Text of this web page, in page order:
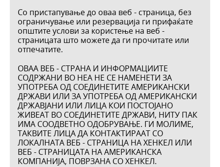
Со пристапување до оваа веб - страница, без
ограничување или резервација ги прифаќате
општите услови за користење на веб -
страницата што можете да ги прочитате или
отпечатите.
ОВАА ВЕБ - СТРАНА И ИНФОРМАЦИИТЕ
СОДPЖАНИ ВО НЕА НЕ СЕ НАМЕНЕТИ ЗА
УПОТРЕБА ОД СОЕДИНЕТИТЕ АМЕРИКАНСКИ
ДРЖАВИ ИЛИ ЗА УПОТРЕБА ОД АМЕРИКАНСКИ
ДРЖАВЈАНИ ИЛИ ЛИЦА КОИ ПОСТОЈАНО
ЖИВЕАТ ВО СОЕДИНЕТИТЕ ДРЖАВИ, НИТУ ПАК
ИМА СООДВЕТНО ОДОБРУВАЊЕ. ГИ МОЛИМЕ,
ТАКВИТЕ ЛИЦА ДА КОНТАКТИРААТ СО
ЛОКАЛНАТА ВЕБ - СТРАНИЦА НА ХЕНКЕЛ ИЛИ
ВЕБ - СТРАНИЦАТА НА АМЕРИКАНСКА
КОМПАНИЈА, ПОВРЗАНА СО ХЕНКЕЛ.